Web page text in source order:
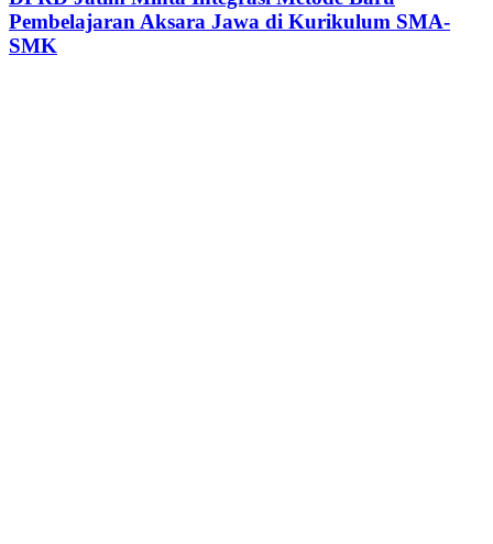
Pembelajaran Aksara Jawa di Kurikulum SMA-
SMK